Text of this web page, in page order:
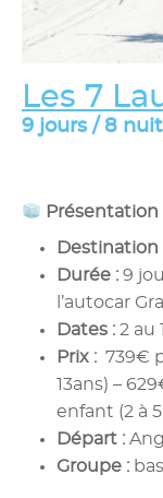
Les 7
9 jours / 8
Présentation
Destination
Durée : 9
l’autocar
Dates : 2 au
Prix : 739€
13ans) –
enfant (2 à
Départ :
Groupe :